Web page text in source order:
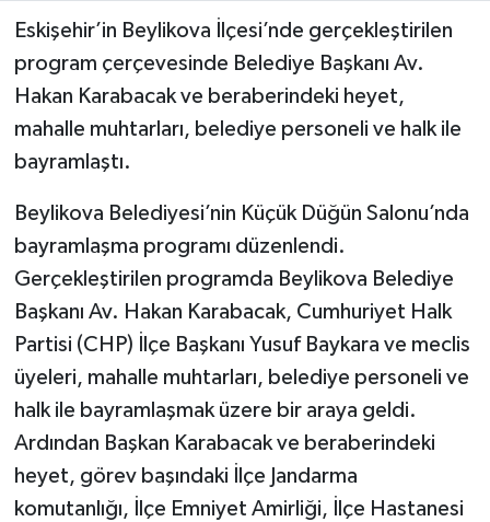
Eskişehir’in Beylikova İlçesi’nde gerçekleştirilen
program çerçevesinde Belediye Başkanı Av.
Hakan Karabacak ve beraberindeki heyet,
mahalle muhtarları, belediye personeli ve halk ile
bayramlaştı.
Beylikova Belediyesi’nin Küçük Düğün Salonu’nda
bayramlaşma programı düzenlendi.
Gerçekleştirilen programda Beylikova Belediye
Başkanı Av. Hakan Karabacak, Cumhuriyet Halk
Partisi (CHP) İlçe Başkanı Yusuf Baykara ve meclis
üyeleri, mahalle muhtarları, belediye personeli ve
halk ile bayramlaşmak üzere bir araya geldi.
Ardından Başkan Karabacak ve beraberindeki
heyet, görev başındaki İlçe Jandarma
komutanlığı, İlçe Emniyet Amirliği, İlçe Hastanesi